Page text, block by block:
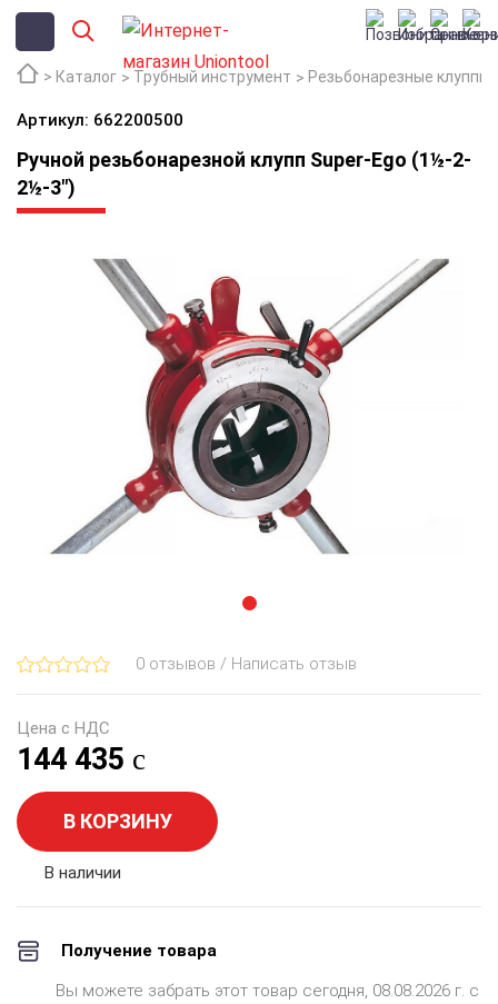
Каталог Трубный инструмент Резьбонарезные клуппы
Артикул: 662200500
Ручной резьбонарезной клупп Super-Ego (1½-2-
2½-3")
0 отзывов / Написать отзыв
Цена с НДС
144 435
В КОРЗИНУ
В наличии
Получение товара
Вы можете забрать этот товар сегодня, 08.08.2026 г. с